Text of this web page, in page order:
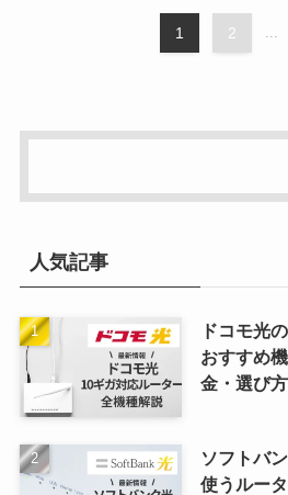
1 2 ...
人気記事
ドコモ光
おすすめ
金・選び
ソフトバ
使うルー